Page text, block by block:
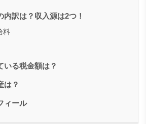
訳は？収入源は2つ！
料
いる税金額は？
は？
ィール